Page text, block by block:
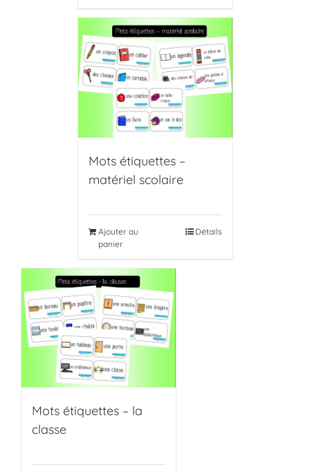
Mots étiquettes –
matériel scolaire
Ajouter au
panier
Détails
Mots étiquettes – la
classe